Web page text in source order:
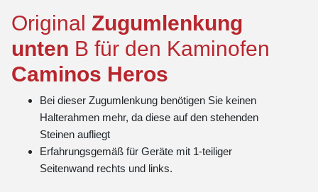
Original Zugumlenkung
unten B für den Kaminofen
Caminos Heros
Bei dieser Zugumlenkung benötigen Sie keinen
Halterahmen mehr, da diese auf den stehenden
Steinen aufliegt
Erfahrungsgemäß für Geräte mit 1-teiliger
Seitenwand rechts und links.